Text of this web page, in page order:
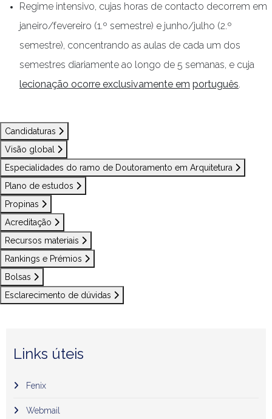
Regime intensivo, cujas horas de contacto decorrem em
janeiro/fevereiro (1.º semestre) e junho/julho (2.º
semestre), concentrando as aulas de cada um dos
semestres diariamente ao longo de 5 semanas, e cuja
lecionação ocorre exclusivamente em português.
Candidaturas
Visão global
Especialidades do ramo de Doutoramento em Arquitetura
Plano de estudos
Propinas
Acreditação
Recursos materiais
Rankings e Prémios
Bolsas
Esclarecimento de dúvidas
Links úteis
Fenix
Webmail